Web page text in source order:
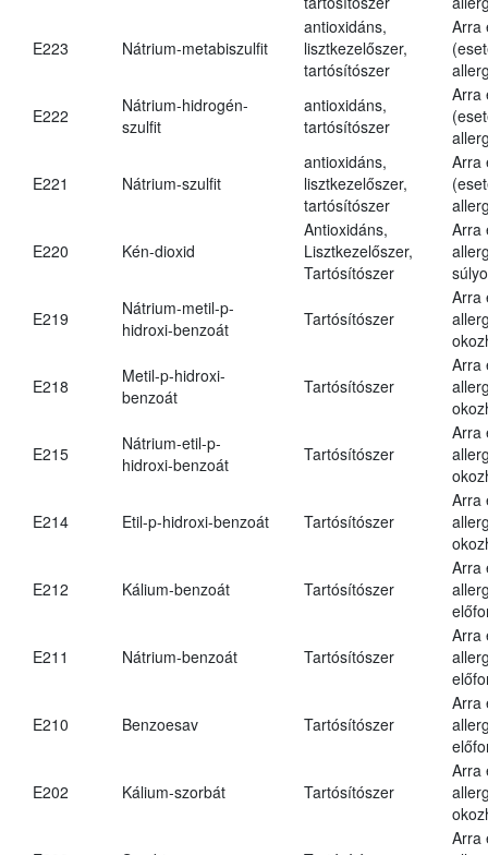
E223 Nátrium-metabiszulfit
antioxidáns,
lisztkezelőszer,
tartósítószer
Arra
E222
Nátrium-hidrogén-
szulfit
antioxidáns,
tartósítószer
Arra
E221 Nátrium-szulfit
antioxidáns,
lisztkezelőszer,
tartósítószer
Arra
E220 Kén-dioxid
Antioxidáns,
Lisztkezelőszer,
Tartósítószer
Arra
E219
Nátrium-metil-p-
hidroxi-benzoát
Tartósítószer
Arra
E218
Metil-p-hidroxi-
benzoát
Tartósítószer
Arra
E215
Nátrium-etil-p-
hidroxi-benzoát
Tartósítószer
Arra
E214 Etil-p-hidroxi-benzoát Tartósítószer
Arra
E212 Kálium-benzoát Tartósítószer
Arra
E211 Nátrium-benzoát Tartósítószer
Arra
E210 Benzoesav Tartósítószer
Arra
E202 Kálium-szorbát Tartósítószer
Arra
Arra